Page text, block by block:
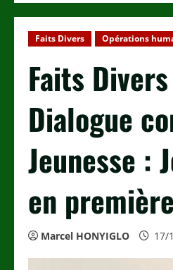
Faits Divers Opérations
Faits
Dialogue
Jeunesse :
en
Marcel HONYIGLO 17/